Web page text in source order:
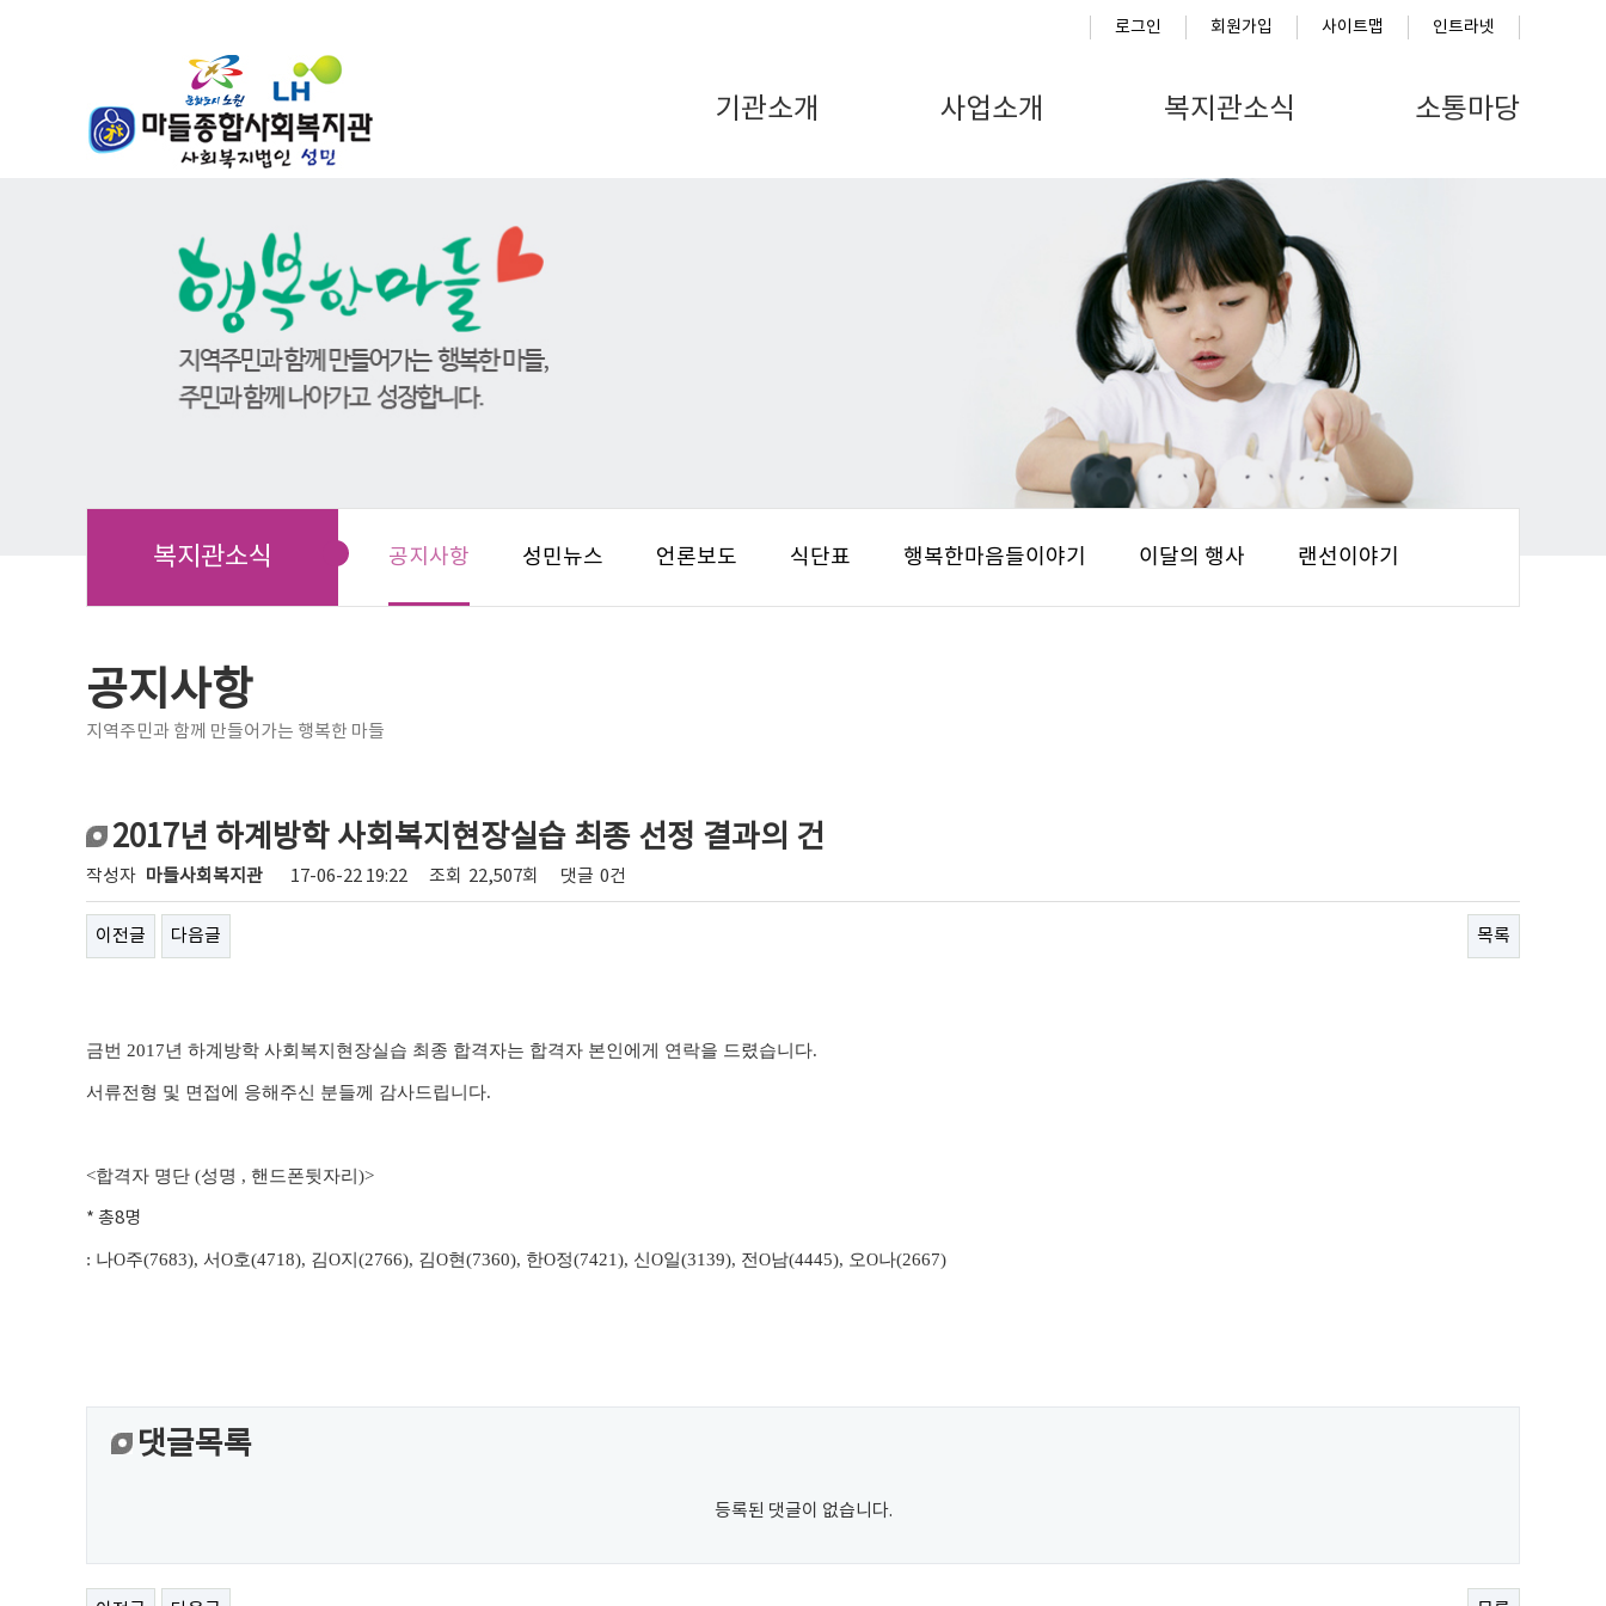
로그인 회원가입 사이트맵 인트라넷
기관소개 사업소개 복지관소식 소통마당
복지관소식 공지사항 성민뉴스 언론보도 식단표 행복한마음들이야기 이달의 행사 랜선이야기
공지사항
지역주민과 함께 만들어가는 행복한 마들
2017년 하계방학 사회복지현장실습 최종 선정 결과의 건
작성자 마들사회복지관 17-06-22 19:22 조회 22,507회 댓글 0건
이전글 다음글 목록
금번 2017년 하계방학 사회복지현장실습 최종 합격자는 합격자 본인에게 연락을 드렸습니다.
서류전형 및 면접에 응해주신 분들께 감사드립니다.
<합격자 명단 (성명 , 핸드폰뒷자리 )>
* 총8명
: 나O주(7683), 서 O호(4718), 김O지 (2766), 김O현(7360), 한O정(7421), 신O일(3139), 전O남(4445), 오O나(2667)
댓글목록
등록된 댓글이 없습니다.